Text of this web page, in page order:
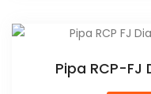
Pipa RCP-